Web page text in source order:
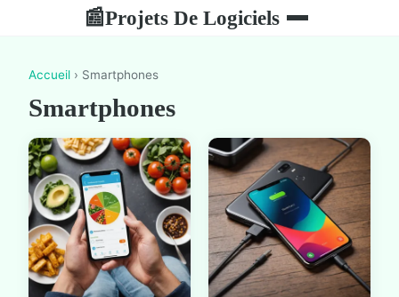
📰Projets De Logiciels
Accueil › Smartphones
Smartphones